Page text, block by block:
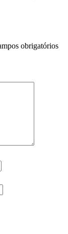
obrigatórios